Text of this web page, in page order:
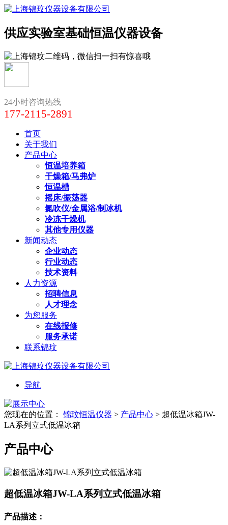
供应实验室基础恒温仪器设备
24小时咨询热线
177-2115-2891
首页
关于我们
产品中心
恒温培养箱
干燥箱/马弗炉
恒温槽
摇床/振荡器
氮吹仪/金属浴/制冰机
冷冻干燥机
其他专用仪器
新闻动态
企业动态
行业动态
技术资料
人力资源
招聘信息
人才理念
为您服务
在线报修
服务承诺
联系锦玟
导航
您现在的位置： 锦玟恒温仪器 > 产品中心 > 超低温冰箱JW-
LA系列立式低温冰箱
产品中心
超低温冰箱JW-LA系列立式低温冰箱
产品描述：